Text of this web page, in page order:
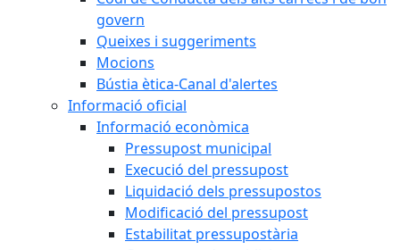
govern
Queixes i suggeriments
Mocions
Bústia ètica-Canal d'alertes
Informació oficial
Informació econòmica
Pressupost municipal
Execució del pressupost
Liquidació dels pressupostos
Modificació del pressupost
Estabilitat pressupostària